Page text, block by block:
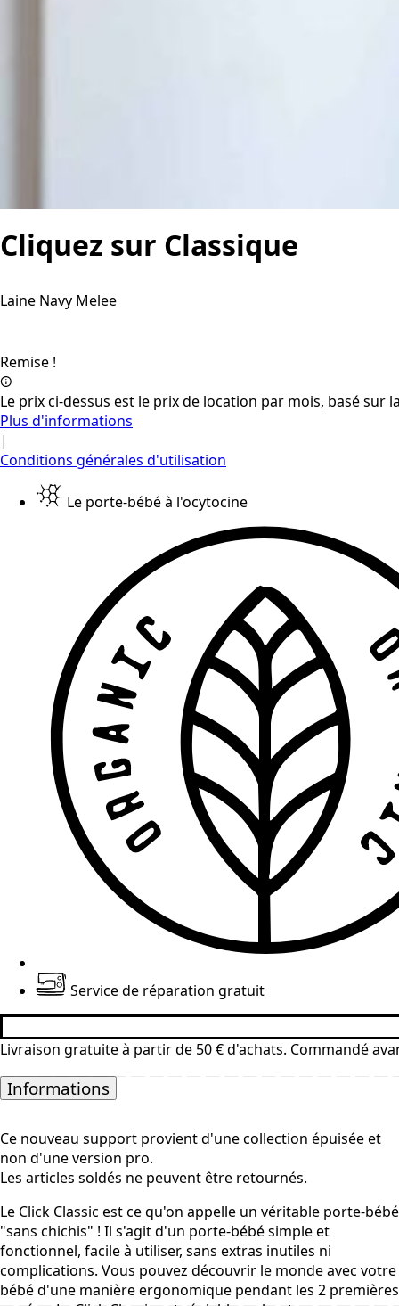
Cliquez sur Classique
Laine Navy Melee
Remise !
Le prix ci-dessus est le prix de location par mois, basé
Plus d'informations
|
Conditions générales d'utilisation
Le porte-bébé à l'ocytocine
Service de réparation gratuit
Livraison gratuite à partir de 50 € d'achats. Commandé
Informations
Ce nouveau support provient d'une collection épuisée et
non d'une version pro.
Les articles soldés ne peuvent être retournés.
Le Click Classic est ce qu'on appelle un véritable porte-bébé
"sans chichis" ! Il s'agit d'un porte-bébé simple et
fonctionnel, facile à utiliser, sans extras inutiles ni
complications. Vous pouvez découvrir le monde avec votre
bébé d'une manière ergonomique pendant les 2 premières